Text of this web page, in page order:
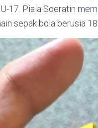
17. Piala Soeratin
sepak bola berusia 18